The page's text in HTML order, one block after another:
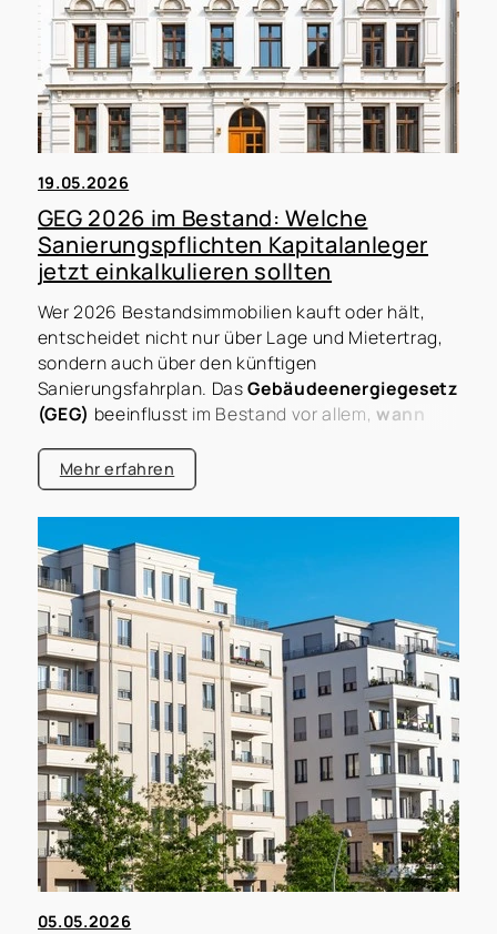
19.05.2026
GEG 2026 im Bestand: Welche
Sanierungspflichten Kapitalanleger
jetzt einkalkulieren sollten
Wer 2026 Bestandsimmobilien kauft oder hält,
entscheidet nicht nur über Lage und Mietertrag,
sondern auch über den künftigen
Sanierungsfahrplan. DasGebäudeenergiegesetz
(GEG) beeinflusst im Bestand vor allem,wann
Maßnahmen wirtschaftlich sinnvoll – und im
Einzelfall erforderlich – werden. Für Kapitalanleger
zählt deshalb eine nüchterne Frage:Welche
Pflichten und Kosten sind realistisch
einkalkulierbar, bevor Rendite und Exit-
Strategie geplant werden?
Mehr erfahren
05.05.2026